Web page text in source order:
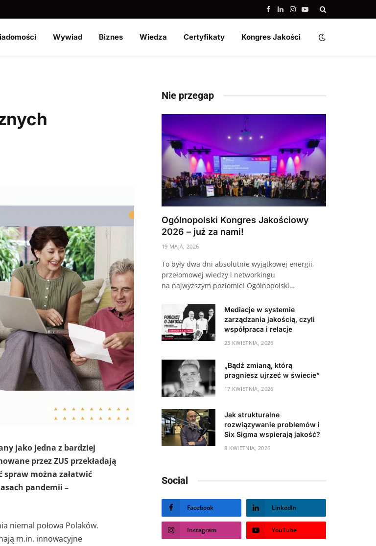
Facebook
LinkedIn
Instagram
YouTube
Wywiad Biznes Wiedza Certyfikaty Kongres Jakości
jako jedna z bardziej
przez ZUS przekładają
można załatwić
pandemii –
niemal połowa Polaków.
m.in. innowacyjne
Nie przegap
Ogólnopolski Kongres Jakościowy
2026 – już za nami!
19 MAJA, 2026
To były dwa dni absolutnie wyjątkowej energii,
przełomowej wiedzy i networkingu
na najwyższym poziomie! Ogólnopolski…
Mediacje w systemie
zarządzania jakością, czyli
współpraca i relacje
23 KWIETNIA, 2026
„Bądź zmianą, którą
pragniesz ujrzeć w świecie”
17 KWIETNIA, 2026
Jak strukturalne
rozwiązywanie problemów i
Six Sigma wspierają jakość?
8 KWIETNIA, 2026
Social
Facebook LinkedIn
Instagram YouTube